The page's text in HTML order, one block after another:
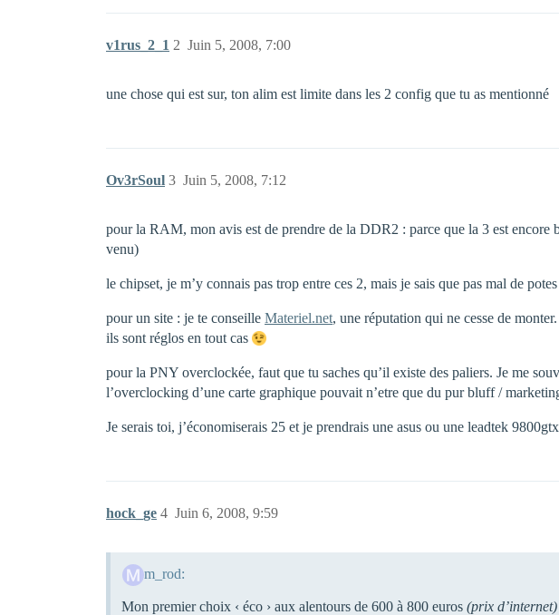
v1rus_2_1 Juin 5, 2008, 7:00
2
une chose qui est sur, ton alim est limite dans les 2 config que tu as mentionné
Ov3rSoul Juin 5, 2008, 7:12
3
pour la RAM, mon avis est de prendre de la DDR2 : parce que la 3 est encore
venu)
le chipset, je m’y connais pas trop entre ces 2, mais je sais que pas mal de
pour un site : je te conseille Materiel.net, une réputation qui ne cesse de
ils sont réglos en tout cas
pour la PNY overclockée, faut que tu saches qu’il existe des paliers. Je me
l’overclocking d’une carte graphique pouvait n’etre que du pur bluff /
Je serais toi, j’économiserais 25 et je prendrais une asus ou une leadtek
hock_ge Juin 6, 2008, 9:59
4
m_rod:
Mon premier choix ‹ éco › aux alentours de 600 à 800 euros (prix d’internet)